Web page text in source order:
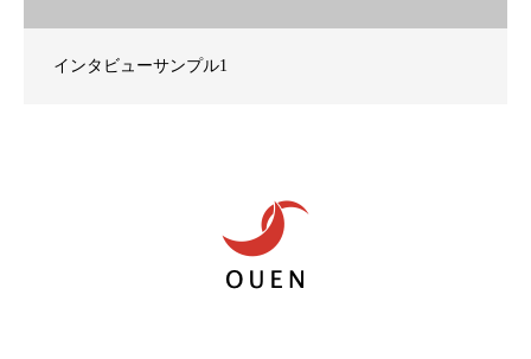
インタビューサンプル1